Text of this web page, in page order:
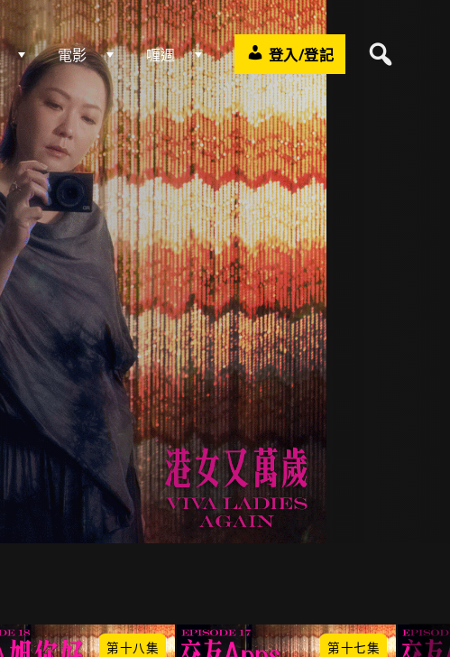
電影 喱週 登入/登記
第十八集 第十七集